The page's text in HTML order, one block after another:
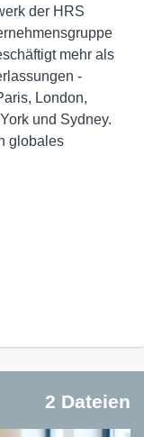
der HRS
mehr als
-
London,
und Sydney.
globales
2 Dateien